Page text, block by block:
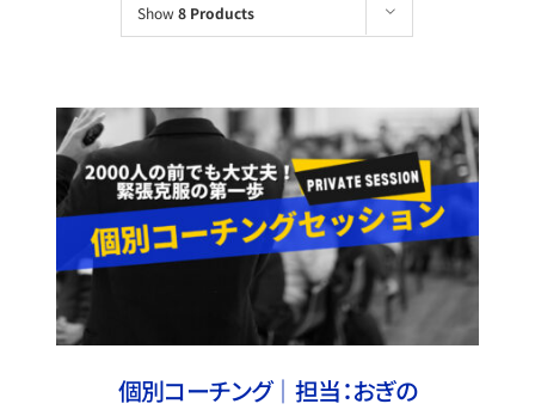
Show8 Products
お買い物カゴに追加 / 詳細
個別コーチング｜担当：おぎの